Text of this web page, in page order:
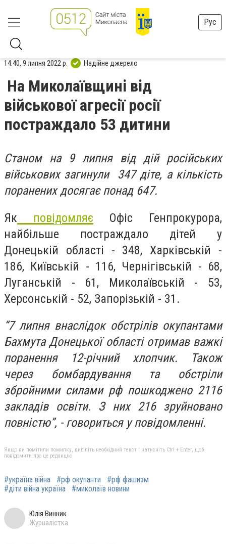
Рус
14:40, 9 липня 2022 р. Надійне джерело
На Миколаївщині від
військової агресії росії
постраждало 53 дитини
Станом на 9 липня від дій російських
військових загинули 347 діте, а кількість
поранених досягає понад 647.
Як повідомляє Офіс Генпрокурора,
найбільше постраждало дітей у
Донецькій області - 348, Харківській -
186, Київській - 116, Чернігівській - 68,
Луганській - 61, Миколаївській - 53,
Херсонській - 52, Запорізькій - 31.
“7 липня внаслідок обстрілів окупантами
Бахмута Донецької області отримав важкі
поранення 12-річний хлопчик. Також
через бомбардування та обстріли
збройними силами рф пошкоджено 2116
закладів освіти. З них 216 зруйновано
повністю”, - говориться у повідомленні.
Якщо ви помітили помилку, виділіть необхідний текст і натисніть Ctrl + Enter, щоб
повідомити про це редакцію
#україна війна #рф окупанти
#рф фашизм
#діти війна україна
#миколаїв новини
Юлія Винник
Журналістка